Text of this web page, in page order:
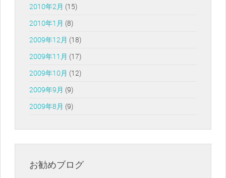
2010年2月 (15)
2010年1月 (8)
2009年12月 (18)
2009年11月 (17)
2009年10月 (12)
2009年9月 (9)
2009年8月 (9)
お勧めブログ